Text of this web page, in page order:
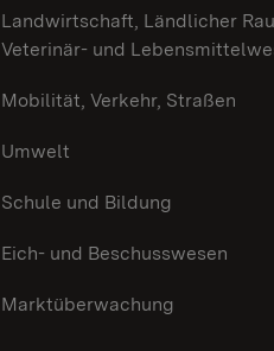
Landwirtschaft, Ländlicher
Veterinär- und
Mobilität, Verkehr, Straßen
Umwelt
Schule und Bildung
Eich- und Beschusswesen
Marktüberwachung